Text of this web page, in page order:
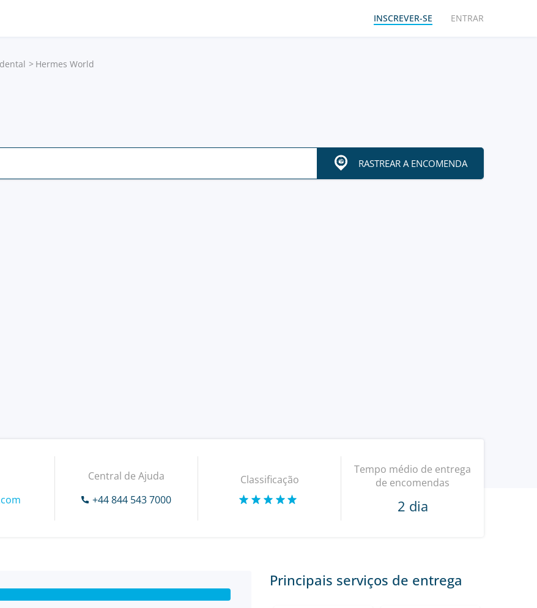
INSCREVER-SE ENTRAR
Hermes World
RASTREAR A ENCOMENDA
Central de Ajuda
+44 844 543 7000
Classificação
Tempo médio de entrega
de encomendas
2 dia
Principais serviços de entrega